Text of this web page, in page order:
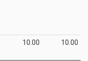
10.00 10.00